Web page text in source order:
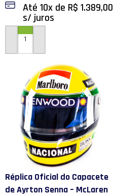
Até 10x de R$ 1.389,00
s/ juros
Réplica Oficial do Capacete
de Ayrton Senna – McLaren